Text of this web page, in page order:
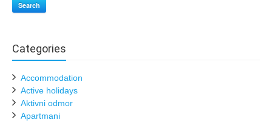
Search
Categories
Accommodation
Active holidays
Aktivni odmor
Apartmani